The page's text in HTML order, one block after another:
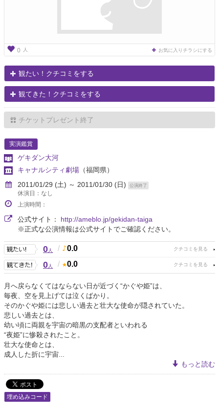
0 人 お気に入りチラシにする
観たい！クチコミをする
観てきた！クチコミをする
チケットプレゼント終了
実演鑑賞
ゲキダン大河
キャナルシティ劇場 （福岡県）
2011/01/29 (土) ～ 2011/01/30 (日)
公演終了
休演日：なし
上演時間：
公式サイト： http://ameblo.jp/gekidan-taiga
※正式な公演情報は公式サイトでご確認ください。
0人 / 0.0
0人 / 0.0
月へ戻らなくてはならない日が近づく“かぐや姫”は、
毎夜、空を見上げては泣くばかり。
そのかぐや姫には悲しい過去と壮大な使命が隠されていた。
悲しい過去とは、
幼い頃に両親を宇宙の暗黒の支配者といわれる
“夜姫”に惨殺されたこと。
壮大な使命とは、
成人した折に宇宙...
もっと読む
埋め込みコード